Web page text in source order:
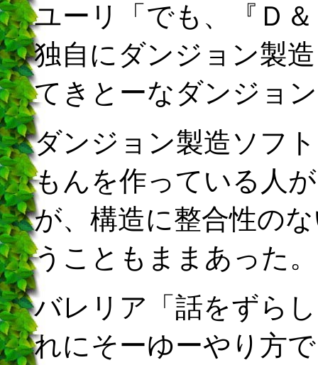
ユーリ「でも、『Ｄ
独自にダンジョン製
てきとーなダンジョ
ダンジョン製造ソフ
もんを作っている人
が、構造に整合性の
うこともままあった。
バレリア「話をずら
れにそーゆーやり方